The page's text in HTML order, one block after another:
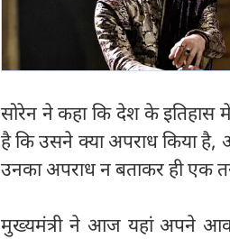
सोरेन ने कहा कि देश के इतिहास में
है कि उसने क्या अपराध किया है,
उनका अपराध न बताकर ही एक
मुख्यमंत्री ने आज यहां अपने